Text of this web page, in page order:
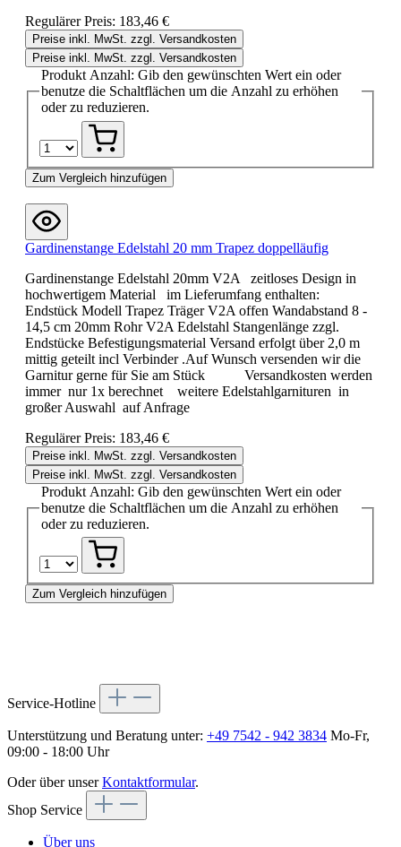
Regulärer Preis: 183,46 €
Preise inkl. MwSt. zzgl. Versandkosten
Preise inkl. MwSt. zzgl. Versandkosten
Produkt Anzahl: Gib den gewünschten Wert ein oder
benutze die Schaltflächen um die Anzahl zu erhöhen
oder zu reduzieren.
Zum Vergleich hinzufügen
Gardinenstange Edelstahl 20 mm Trapez doppelläufig
Gardinenstange Edelstahl 20mm V2A zeitloses Design in
hochwertigem Material im Lieferumfang enthalten:
Endstück Modell Trapez Träger V2A offen Wandabstand 8 -
14,5 cm 20mm Rohr V2A Edelstahl Stangenlänge zzgl.
Endstücke Befestigungsmaterial Versand erfolgt über 2,0 m
mittig geteilt incl Verbinder .Auf Wunsch versenden wir die
Garnitur gerne für Sie am Stück Versandkosten werden
immer nur 1x berechnet weitere Edelstahlgarnituren in
großer Auswahl auf Anfrage
Regulärer Preis: 183,46 €
Preise inkl. MwSt. zzgl. Versandkosten
Preise inkl. MwSt. zzgl. Versandkosten
Produkt Anzahl: Gib den gewünschten Wert ein oder
benutze die Schaltflächen um die Anzahl zu erhöhen
oder zu reduzieren.
Zum Vergleich hinzufügen
Service-Hotline
Unterstützung und Beratung unter: +49 7542 - 942 3834 Mo-Fr,
09:00 - 18:00 Uhr
Oder über unserKontaktformular.
Shop Service
Über uns